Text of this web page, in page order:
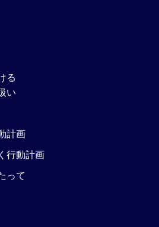
る
い
計画
行動計画
って